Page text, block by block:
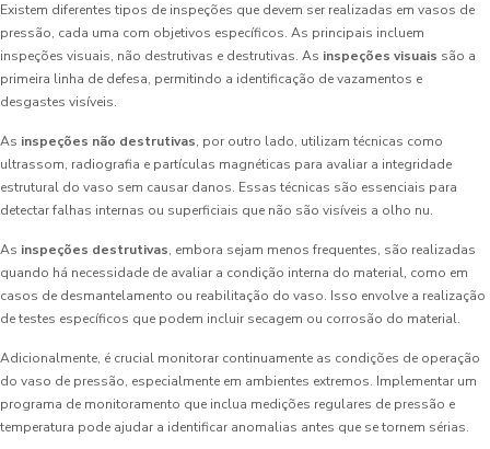
Existem diferentes tipos de inspeções que devem ser realizadas em vasos de
pressão, cada uma com objetivos específicos. As principais incluem
inspeções visuais, não destrutivas e destrutivas. As inspeções visuais são a
primeira linha de defesa, permitindo a identificação de vazamentos e
desgastes visíveis.
As inspeções não destrutivas, por outro lado, utilizam técnicas como
ultrassom, radiografia e partículas magnéticas para avaliar a integridade
estrutural do vaso sem causar danos. Essas técnicas são essenciais para
detectar falhas internas ou superficiais que não são visíveis a olho nu.
As inspeções destrutivas, embora sejam menos frequentes, são realizadas
quando há necessidade de avaliar a condição interna do material, como em
casos de desmantelamento ou reabilitação do vaso. Isso envolve a realização
de testes específicos que podem incluir secagem ou corrosão do material.
Adicionalmente, é crucial monitorar continuamente as condições de operação
do vaso de pressão, especialmente em ambientes extremos. Implementar um
programa de monitoramento que inclua medições regulares de pressão e
temperatura pode ajudar a identificar anomalias antes que se tornem sérias.